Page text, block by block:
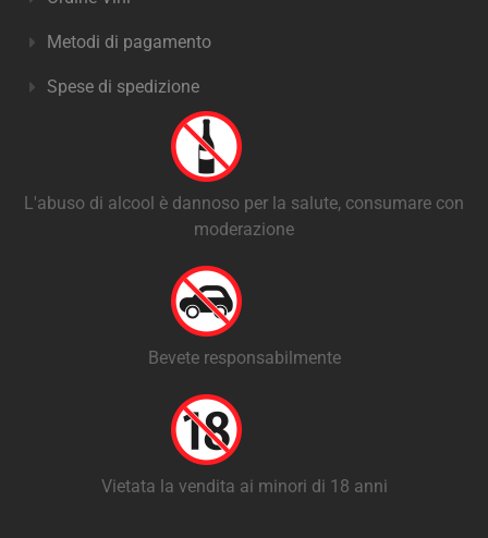
Metodi di pagamento
Spese di spedizione
L'abuso di alcool è dannoso per la salute, consumare con
moderazione
Bevete responsabilmente
Vietata la vendita ai minori di 18 anni